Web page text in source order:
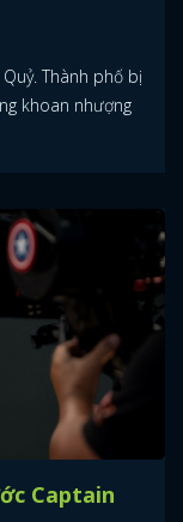
Thành phố bị
khoan nhượng
Captain